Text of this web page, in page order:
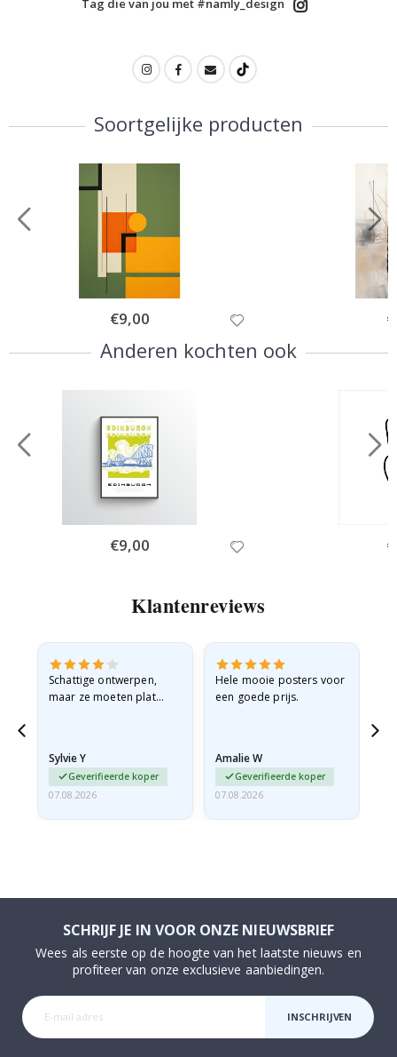
Tag die van jou met #namly_design
Soortgelijke producten
Special
Price
€9,00
Anderen kochten ook
Special
Price
€9,00
Klantenreviews
Schattige ontwerpen,
maar ze moeten plat
beetje…
Sylvie Y
Geverifieerde koper
07.08.2026
Hele mooie posters voor
een goede prijs.
Amalie W
Geverifieerde koper
07.08.2026
SCHRIJF JE IN VOOR ONZE NIEUWSBRIEF
Wees als eerste op de hoogte van het laatste nieuws en
profiteer van onze exclusieve aanbiedingen.
INSCHRIJVEN